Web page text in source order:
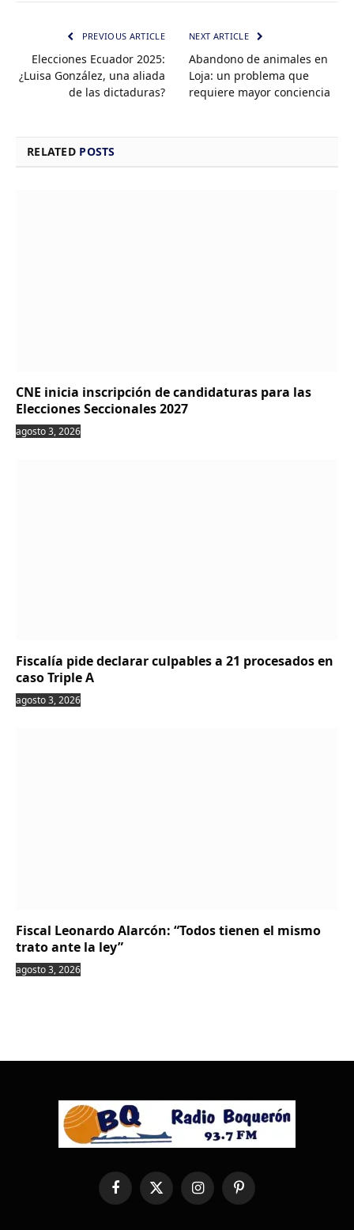
PREVIOUS ARTICLE
Elecciones Ecuador 2025:
¿Luisa González, una aliada
de las dictaduras?
NEXT ARTICLE
Abandono de animales en
Loja: un problema que
requiere mayor conciencia
RELATED POSTS
CNE inicia inscripción de candidaturas para las
Elecciones Seccionales 2027
agosto 3, 2026
Fiscalía pide declarar culpables a 21 procesados en
caso Triple A
agosto 3, 2026
Fiscal Leonardo Alarcón: “Todos tienen el mismo
trato ante la ley”
agosto 3, 2026
FacebookX
(Twitter)
InstagramPinterest